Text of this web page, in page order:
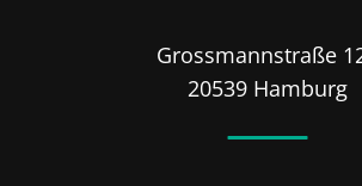
Grossmannstraße
20539 Hamburg